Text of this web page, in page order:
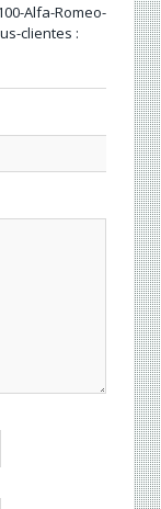
Alfa-Romeo-
clientes :